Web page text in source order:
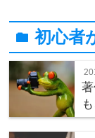
folder初心者